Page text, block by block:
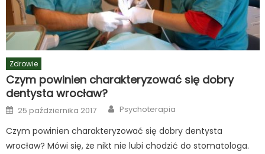
Zdrowie
Czym powinien charakteryzować się dobry
dentysta wrocław?
Posted
on
25 października 2017 Author
Psychoterapia
Czym powinien charakteryzować się dobry dentysta
wrocław? Mówi się, że nikt nie lubi chodzić do stomatologa.